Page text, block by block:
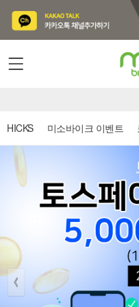
HICKS 미소바이크 이벤트